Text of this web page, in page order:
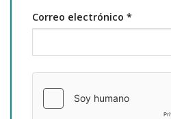
Correo electrónico *